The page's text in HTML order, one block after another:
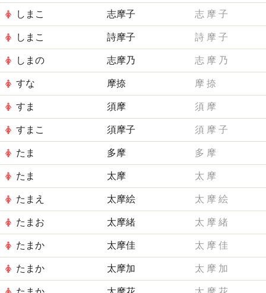
しまこ 志摩子 志 摩 子
しまこ 詩摩子 詩 摩 子
しまの 志摩乃 志 摩 乃
すな 摩捺 摩 捺
すま 須摩 須 摩
すまこ 須摩子 須 摩 子
たま 多摩 多 摩
たま 太摩 太 摩
たまえ 太摩絵 太 摩 絵
たまお 太摩緒 太 摩 緒
たまか 太摩佳 太 摩 佳
たまか 太摩加 太 摩 加